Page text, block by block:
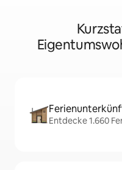
Entdecke 1.660